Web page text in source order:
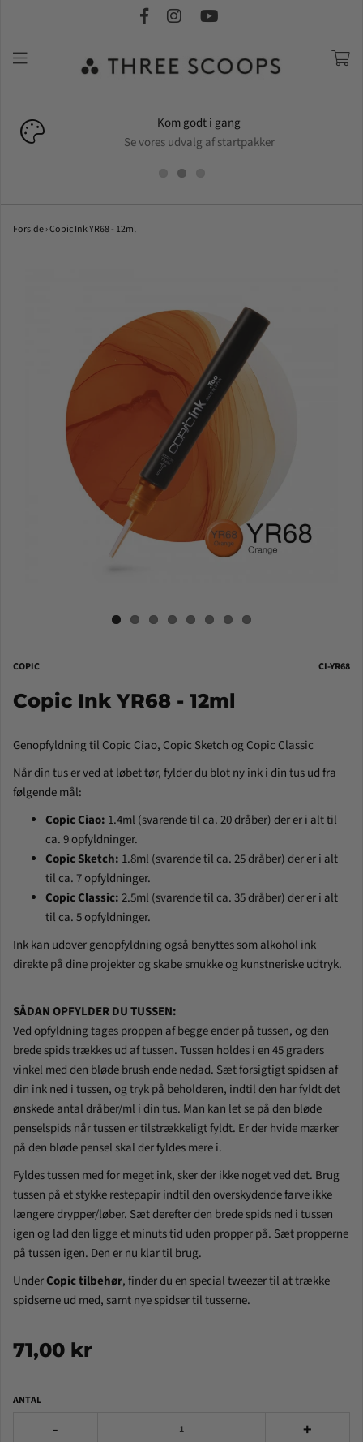
Kom godt i gang
Se vores udvalg af startpakker
Forside›Copic Ink YR68 - 12ml
COPIC CI-YR68
Copic Ink YR68 - 12ml
Genopfyldning til Copic Ciao, Copic Sketch og Copic Classic
Når din tus er ved at løbet tør, fylder du blot ny ink i din tus ud fra
følgende mål:
Copic Ciao: 1.4ml (svarende til ca. 20 dråber) der er i alt til
ca. 9 opfyldninger.
Copic Sketch: 1.8ml (svarende til ca. 25 dråber) der er i alt
til ca. 7 opfyldninger.
Copic Classic:2.5ml (svarende til ca. 35 dråber) der er i alt
til ca. 5 opfyldninger.
Ink kan udover genopfyldning også benyttes som alkohol ink
direkte på dine projekter og skabe smukke og kunstneriske udtryk.
SÅDAN OPFYLDER DU TUSSEN:
Ved opfyldning tages proppen af begge ender på tussen, og den
brede spids trækkes ud af tussen. Tussen holdes i en 45 graders
vinkel med den bløde brush ende nedad. Sæt forsigtigt spidsen af
din ink ned i tussen, og tryk på beholderen, indtil den har fyldt det
ønskede antal dråber/ml i din tus. Man kan let se på den bløde
penselspids når tussen er tilstrækkeligt fyldt. Er der hvide mærker
på den bløde pensel skal der fyldes mere i.
Fyldes tussen med for meget ink, sker der ikke noget ved det. Brug
tussen på et stykke restepapir indtil den overskydende farve ikke
længere drypper/løber. Sæt derefter den brede spids ned i tussen
igen og lad den ligge et minuts tid uden propper på. Sæt propperne
på tussen igen. Den er nu klar til brug.
UnderCopic tilbehør, finder du en special tweezer til at trække
spidserne ud med, samt nye spidser til tusserne.
71,00 kr
ANTAL
- +